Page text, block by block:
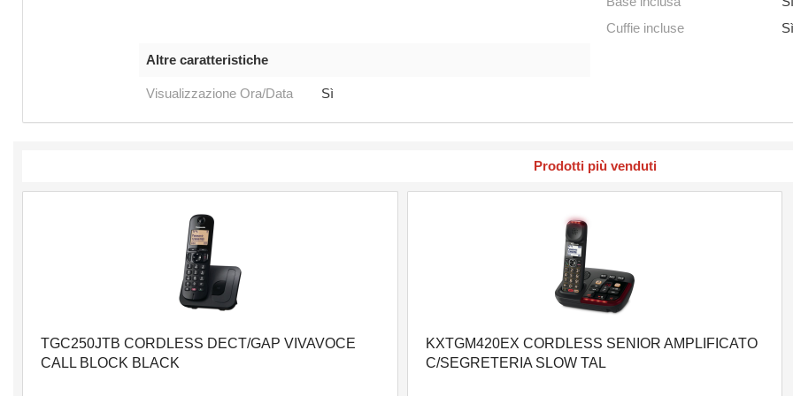
Cuffie incluse
Sì
Altre caratteristiche
Visualizzazione Ora/Data Sì
Prodotti più venduti
TGC250JTB CORDLESS DECT/GAP VIVAVOCE
CALL BLOCK BLACK
KXTGM420EX CORDLESS SENIOR AMPLIFICATO
C/SEGRETERIA SLOW TAL